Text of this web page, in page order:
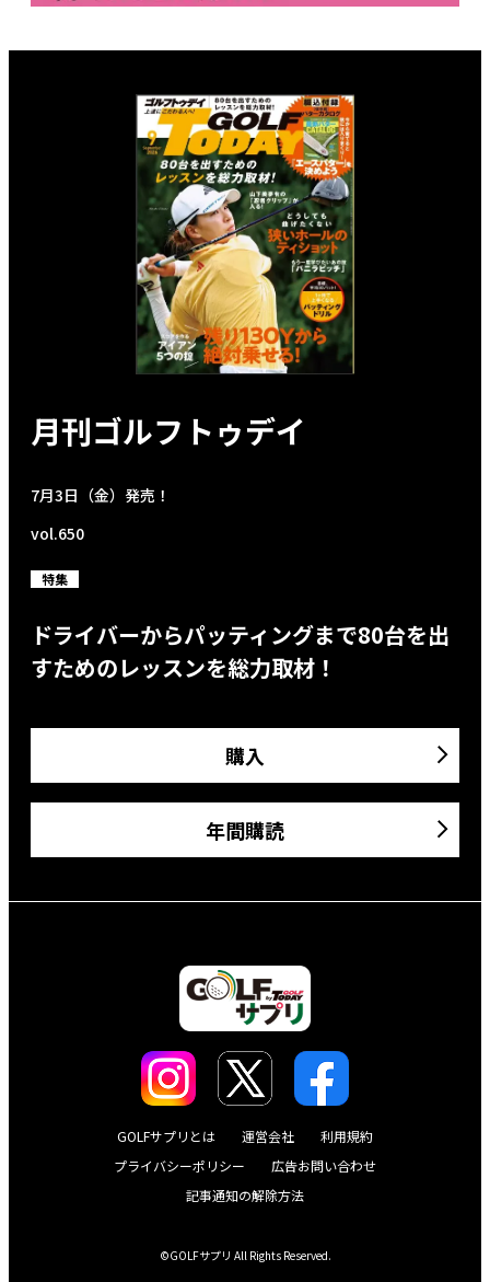
月刊ゴルフトゥデイ
7月3日（金）発売！
vol.650
特集
ドライバーからパッティングまで80台を出
すためのレッスンを総力取材！
購入
年間購読
GOLFサプリとは 運営会社
利用規約
プライバシーポリシー
広告お問い合わせ
記事通知の解除方法
©GOLFサプリ All Rights Reserved.